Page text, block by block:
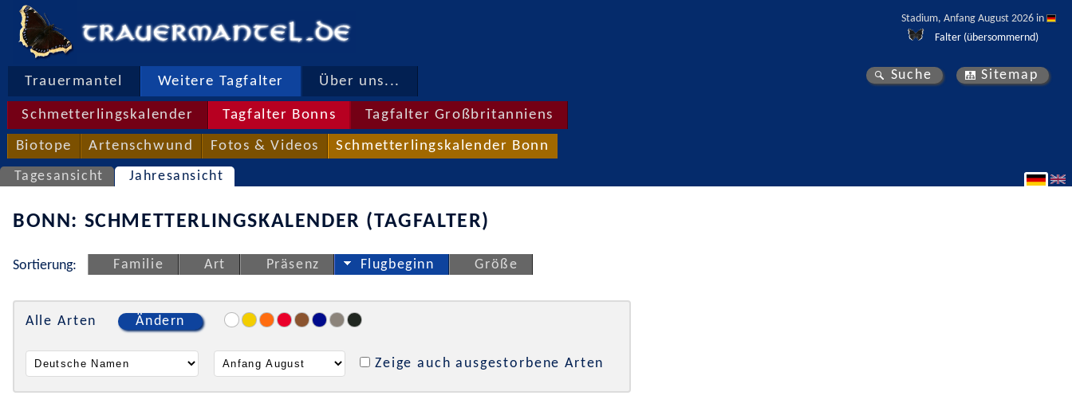
Stadium, Anfang August 2026 in
Falter (übersommernd)
Trauermantel Weitere Tagfalter Über uns...
Schmetterlingskalender Tagfalter Bonns Tagfalter Großbritanniens
Biotope Artenschwund Fotos & Videos Schmetterlingskalender Bonn
Suche Sitemap
Tagesansicht Jahresansicht
BONN: SCHMETTERLINGSKALENDER (TAGFALTER)
Sortierung: Familie Art Präsenz Flugbeginn Größe
Alle Arten Ändern
Zeige auch ausgestorbene Arten